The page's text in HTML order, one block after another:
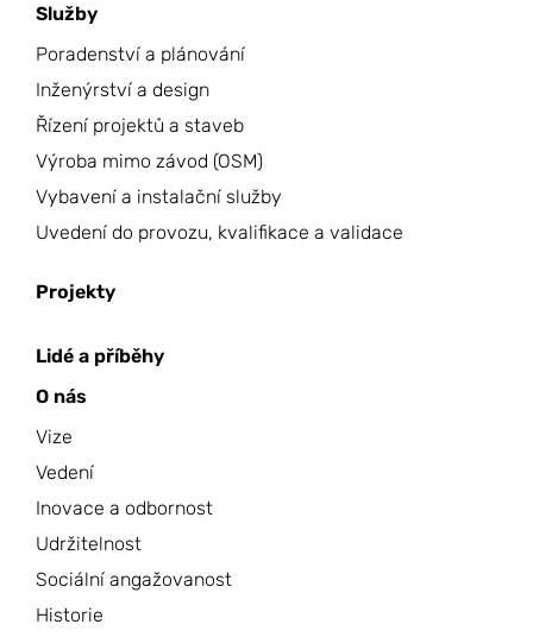
Služby
Poradenství a plánování
Inženýrství a design
Řízení projektů a staveb
Výroba mimo závod (OSM)
Vybavení a instalační služby
Uvedení do provozu, kvalifikace a validace
Projekty
Lidé a příběhy
O nás
Vize
Vedení
Inovace a odbornost
Udržitelnost
Sociální angažovanost
Historie